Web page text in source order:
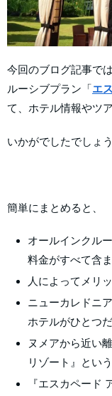
今回のブログ記事で
ルーシブプラン「エ
て、ホテル情報やツ
いかがでしたでしょ
簡単にまとめると、
オールインクル
料金がすべて含
人によってメリ
ニューカレドニ
ホテルがひとつ
ヌメアから近い
リゾート』とい
『エスカペード